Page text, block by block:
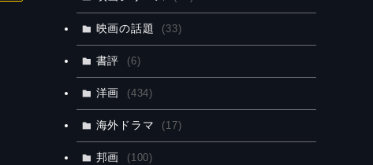
映画の話題 (33)
書評 (6)
洋画 (434)
海外ドラマ (17)
邦画 (100)